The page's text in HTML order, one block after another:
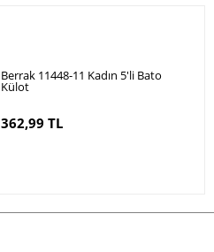
Berrak 11448-11 Kadın 5'li Bato
Külot
362,99 TL